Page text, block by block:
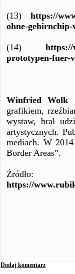
(13) https://
ohne-gehirnchip-
(14) https://
prototypen-fuer-
Winfried Wolk
grafikiem,
wystaw, brał
artystycznych.
mediach. W
Border Areas”.
Źródło:
https://
Dodaj komentarz